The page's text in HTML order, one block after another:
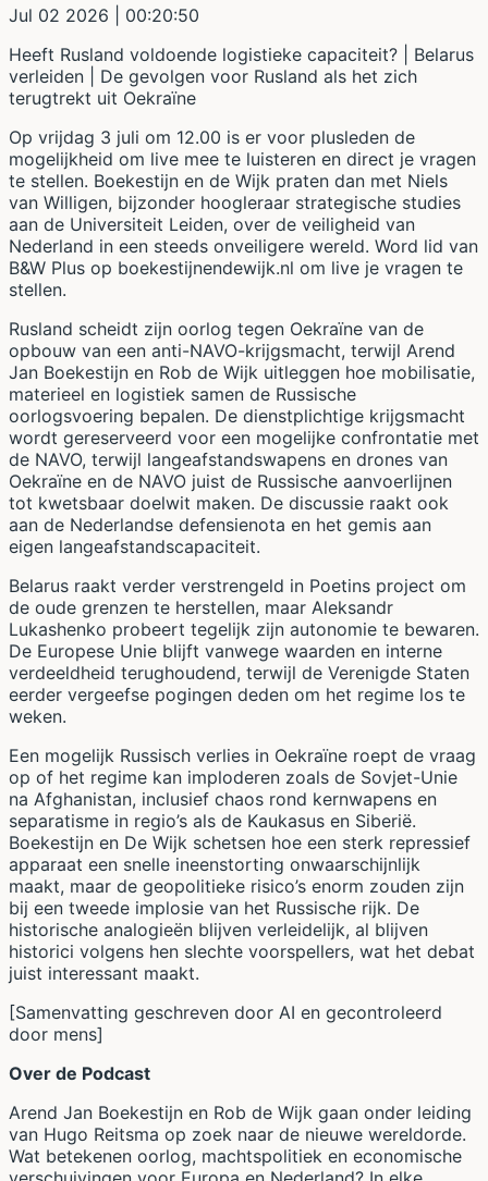
Jul 02 2026 | 00:20:50
Heeft Rusland voldoende logistieke capaciteit? | Belarus
verleiden | De gevolgen voor Rusland als het zich
terugtrekt uit Oekraïne
Op vrijdag 3 juli om 12.00 is er voor plusleden de
mogelijkheid om live mee te luisteren en direct je vragen
te stellen. Boekestijn en de Wijk praten dan met Niels
van Willigen, bijzonder hoogleraar strategische studies
aan de Universiteit Leiden, over de veiligheid van
Nederland in een steeds onveiligere wereld. Word lid van
B&W Plus op boekestijnendewijk.nl om live je vragen te
stellen.
Rusland scheidt zijn oorlog tegen Oekraïne van de
opbouw van een anti-NAVO-krijgsmacht, terwijl Arend
Jan Boekestijn en Rob de Wijk uitleggen hoe mobilisatie,
materieel en logistiek samen de Russische
oorlogsvoering bepalen. De dienstplichtige krijgsmacht
wordt gereserveerd voor een mogelijke confrontatie met
de NAVO, terwijl langeafstandswapens en drones van
Oekraïne en de NAVO juist de Russische aanvoerlijnen
tot kwetsbaar doelwit maken. De discussie raakt ook
aan de Nederlandse defensienota en het gemis aan
eigen langeafstandscapaciteit.
Belarus raakt verder verstrengeld in Poetins project om
de oude grenzen te herstellen, maar Aleksandr
Lukashenko probeert tegelijk zijn autonomie te bewaren.
De Europese Unie blijft vanwege waarden en interne
verdeeldheid terughoudend, terwijl de Verenigde Staten
eerder vergeefse pogingen deden om het regime los te
weken.
Een mogelijk Russisch verlies in Oekraïne roept de vraag
op of het regime kan imploderen zoals de Sovjet-Unie
na Afghanistan, inclusief chaos rond kernwapens en
separatisme in regio’s als de Kaukasus en Siberië.
Boekestijn en De Wijk schetsen hoe een sterk repressief
apparaat een snelle ineenstorting onwaarschijnlijk
maakt, maar de geopolitieke risico’s enorm zouden zijn
bij een tweede implosie van het Russische rijk. De
historische analogieën blijven verleidelijk, al blijven
historici volgens hen slechte voorspellers, wat het debat
juist interessant maakt.
[Samenvatting geschreven door AI en gecontroleerd
door mens]
Over de Podcast
Arend Jan Boekestijn en Rob de Wijk gaan onder leiding
van Hugo Reitsma op zoek naar de nieuwe wereldorde.
Wat betekenen oorlog, machtspolitiek en economische